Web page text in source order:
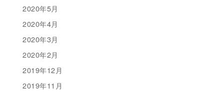
2020年5月
2020年4月
2020年3月
2020年2月
2019年12月
2019年11月